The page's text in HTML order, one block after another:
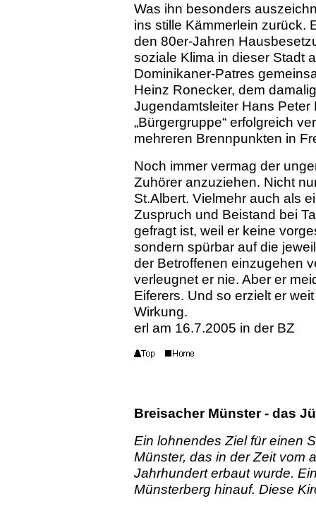
Was ihn besonders
ins stille Kämmerlein zurück.
den 80er-Jahren
soziale Klima in dieser Stadt
Dominikaner-Patres
Heinz Ronecker, dem
Jugendamtsleiter Hans
„Bürgergruppe“ erfolgreich
mehreren Brennpunkten in
Noch immer vermag der
Zuhörer anzuziehen. Nicht
St.Albert. Vielmehr auch als
Zuspruch und Beistand bei
gefragt ist, weil er keine
sondern spürbar auf die
der Betroffenen einzugehen
verleugnet er nie. Aber er
Eiferers. Und so erzielt er
Wirkung.
erl am 16.7.2005 in der BZ
Breisacher Münster - das
Ein lohnendes Ziel für einen
Münster, das in der Zeit vom
Jahrhundert erbaut wurde.
Münsterberg hinauf. Diese